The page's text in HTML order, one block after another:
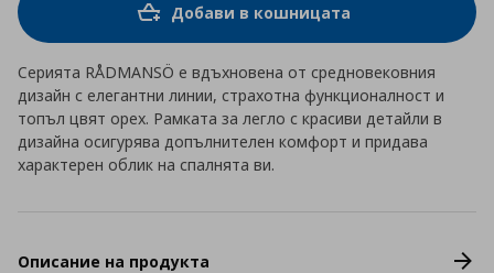
Добави в кошницата
Серията RÅDMANSÖ е вдъхновена от средновековния
дизайн с елегантни линии, страхотна функционалност и
топъл цвят орех. Рамката за легло с красиви детайли в
дизайна осигурява допълнителен комфорт и придава
характерен облик на спалнята ви.
Описание на продукта